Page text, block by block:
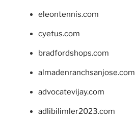
eleontennis.com
cyetus.com
bradfordshops.com
almadenranchsanjose.com
advocatevijay.com
adlibilimler2023.com